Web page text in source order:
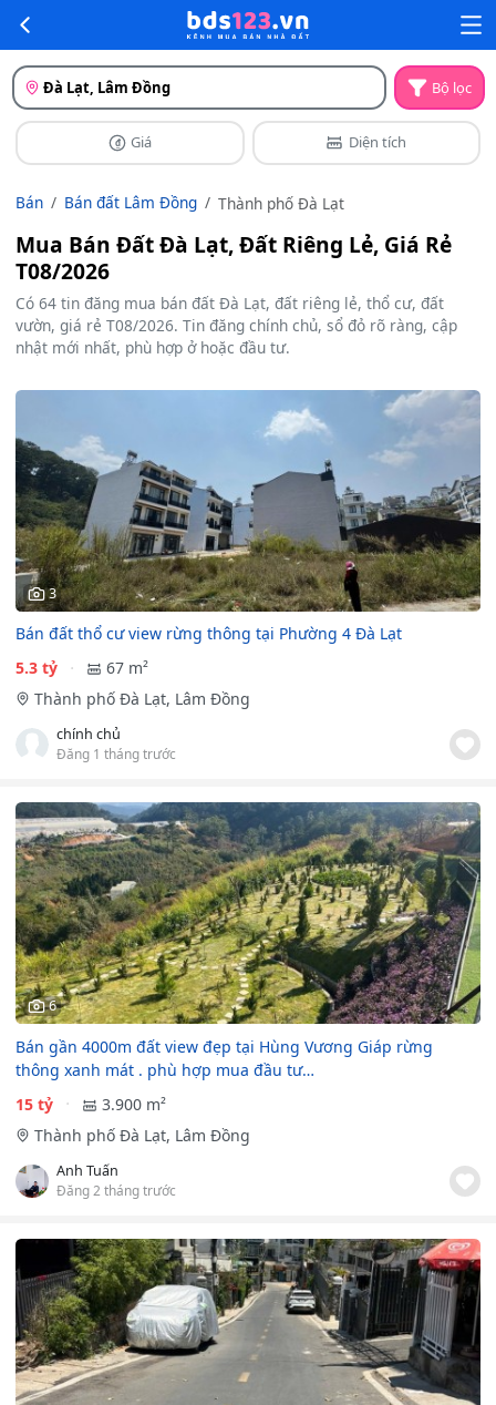
Đà Lạt, Lâm Đồng Bộ lọc
Giá Diện tích
Bán Bán đất Lâm Đồng Thành phố Đà Lạt
Mua Bán Đất Đà Lạt, Đất Riêng Lẻ, Giá Rẻ
T08/2026
Có 64 tin đăng mua bán đất Đà Lạt, đất riêng lẻ, thổ cư, đất
vườn, giá rẻ T08/2026. Tin đăng chính chủ, sổ đỏ rõ ràng, cập
nhật mới nhất, phù hợp ở hoặc đầu tư.
3
Bán đất thổ cư view rừng thông tại Phường 4 Đà Lạt
5.3 tỷ
67 m²
Thành phố Đà Lạt, Lâm Đồng
chính chủ
Đăng 1 tháng trước
6
Bán gần 4000m đất view đẹp tại Hùng Vương Giáp rừng
thông xanh mát . phù hợp mua đầu tư…
15 tỷ
3.900 m²
Thành phố Đà Lạt, Lâm Đồng
Anh Tuấn
Đăng 2 tháng trước